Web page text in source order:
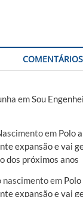
COMENTÁRIOS
emSou
em Polo
expansão e vai
dos próximos anos
nascimentoem
expansão e vai